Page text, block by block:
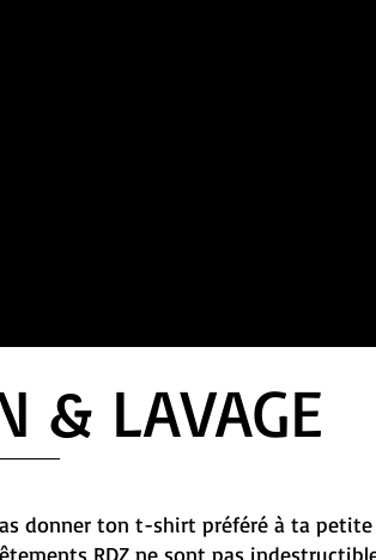
& LAVAGE
donner ton t-shirt préféré à ta petite
RDZ ne sont pas